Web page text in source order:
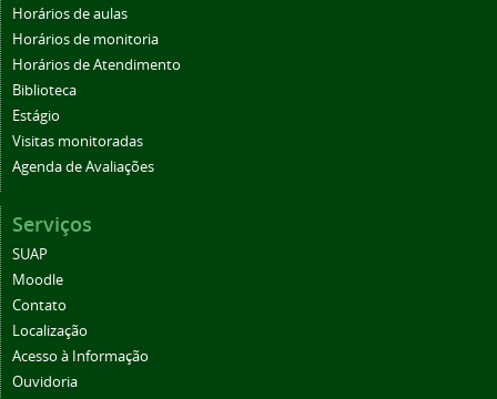
Horários de aulas
Horários de monitoria
Horários de Atendimento
Biblioteca
Estágio
Visitas monitoradas
Agenda de Avaliações
Serviços
SUAP
Moodle
Contato
Localização
Acesso à Informação
Ouvidoria